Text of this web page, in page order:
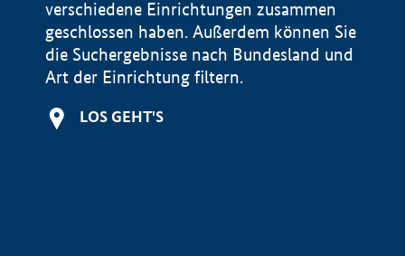
verschiedene Einrichtungen zusammen
geschlossen haben. Außerdem können Sie
die Suchergebnisse nach Bundesland und
Art der Einrichtung filtern.
LOS GEHT'S